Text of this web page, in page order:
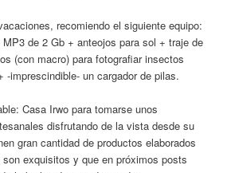
recomiendo el siguiente equipo:
de 2 Gb + anteojos para sol + traje de
(con macro) para fotografiar insectos
-imprescindible- un cargador de pilas.
Casa Irwo para tomarse unos
disfrutando de la vista desde su
gran cantidad de productos elaborados
exquisitos y que en próximos posts